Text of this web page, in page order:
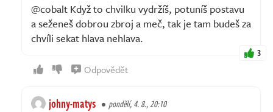
@cobalt Když to chvilku vydržíš, potuníš postavu
a seženeš dobrou zbroj a meč, tak je tam budeš za
chvíli sekat hlava nehlava.
3
Odpovědět
johny-matys pondělí, 4. 8., 20:10